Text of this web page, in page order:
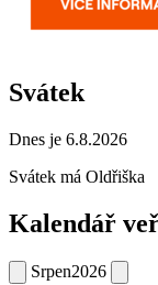
Svátek
Dnes je 6.8.2026
Svátek má Oldřiška
Kalendář
Srpen2026